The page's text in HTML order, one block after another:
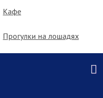
Кафе
Прогулки на лошадях